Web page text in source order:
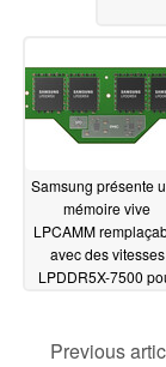
Samsung présente
mémoire vive
LPCAMM
avec des vitesses
LPDDR5X-7500
ordinateurs de
Previous